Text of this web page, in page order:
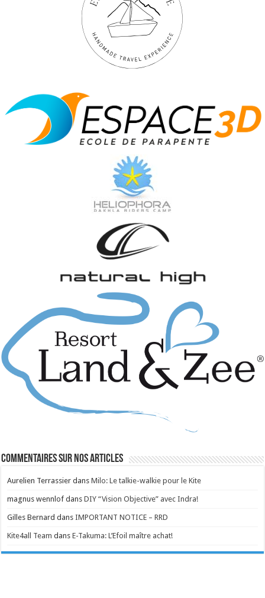
Commentaires sur nos articles
Aurelien Terrassier dansMilo: Le talkie-walkie pour le Kite
magnus wennlof dansDIY “Vision Objective” avec Indra!
Gilles Bernard dansIMPORTANT NOTICE – RRD
Kite4all Team dansE-Takuma: L’Efoil maître achat!